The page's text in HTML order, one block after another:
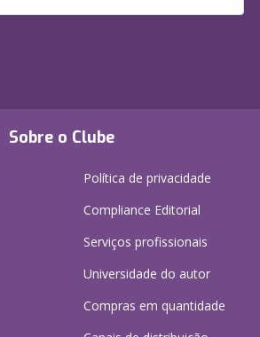
Sobre o Clube
Política de privacidade
Compliance Editorial
Serviços profissionais
Universidade do autor
Compras em quantidade